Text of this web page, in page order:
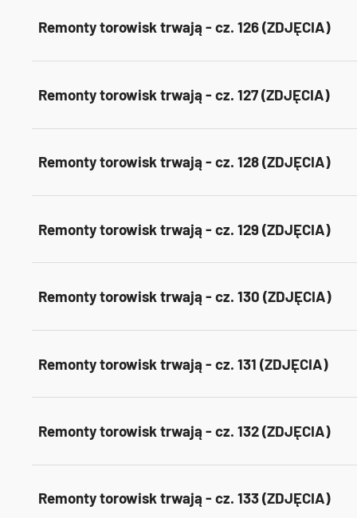
Remonty torowisk trwają - cz. 126 (ZDJĘCIA)
Remonty torowisk trwają - cz. 127 (ZDJĘCIA)
Remonty torowisk trwają - cz. 128 (ZDJĘCIA)
Remonty torowisk trwają - cz. 129 (ZDJĘCIA)
Remonty torowisk trwają - cz. 130 (ZDJĘCIA)
Remonty torowisk trwają - cz. 131 (ZDJĘCIA)
Remonty torowisk trwają - cz. 132 (ZDJĘCIA)
Remonty torowisk trwają - cz. 133 (ZDJĘCIA)